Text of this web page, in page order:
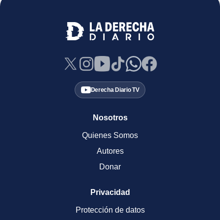
Derecha Diario TV
Nosotros
Quienes Somos
Autores
Donar
Privacidad
Protección de datos